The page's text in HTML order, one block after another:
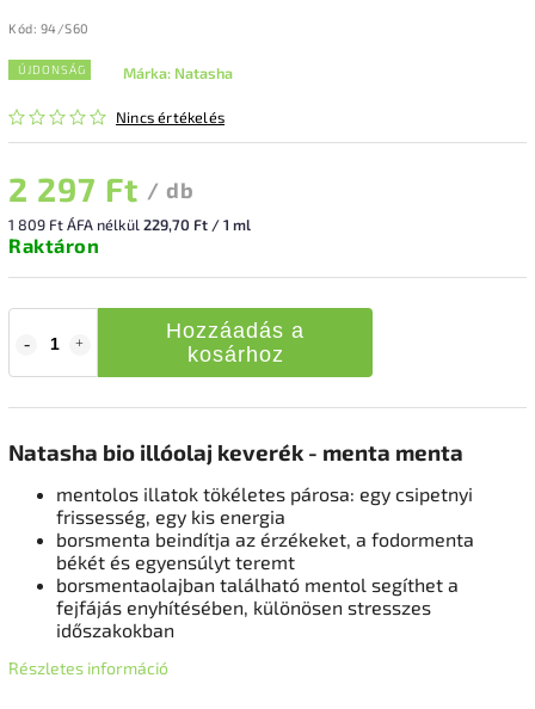
Kód: 94/S60
ÚJDONSÁG
Nincs értékelés
Márka: Natasha
2 297 Ft / db
1 809 Ft ÁFA nélkül 229,70 Ft / 1 ml
Raktáron
Hozzáadás a
kosárhoz
Natasha bio illóolaj keverék - menta menta
mentolos illatok tökéletes párosa: egy csipetnyi
frissesség, egy kis energia
borsmenta beindítja az érzékeket, a fodormenta
békét és egyensúlyt teremt
borsmentaolajban található mentol segíthet a
fejfájás enyhítésében, különösen stresszes
időszakokban
Részletes információ